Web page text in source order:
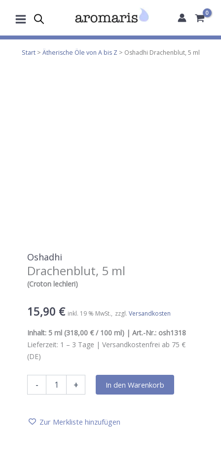
Inhalt
Start> Ätherische Öle von A bis Z > Oshadhi Drachenblut, 5 ml
Oshadhi
Drachenblut, 5 ml
(Croton lechleri)
15,90 € inkl. 19 % MwSt. zzgl. Versandkosten
Inhalt: 5 ml (318,00 € / 100 ml) | Art.-Nr.: osh1318
Lieferzeit: 1 – 3 Tage | Versandkostenfrei ab 75 €
(DE)
-
Drachenblut,
Menge
+ In den Warenkorb
Zur Merkliste hinzufügen